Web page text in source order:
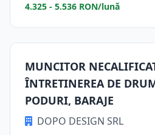
4.325 - 5.536 RON/lună
MUNCITOR
ÎNTRETINEREA DE
PODURI, BARAJE
DOPO DESIGN SRL